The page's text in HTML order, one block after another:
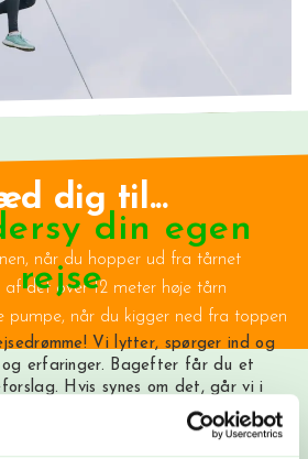
dig til...
når du hopper ud fra tårnet
det over 12 meter høje tårn
pumpe, når du kigger ned fra toppen
din egen
rejse
Vi lytter, spørger ind og
og erfaringer. Bagefter får du et
Hvis synes om det, går vi i
fly, hoteller og oplevelser, præcis
har du sammensat din helt egen
- og vi tager os af alt det